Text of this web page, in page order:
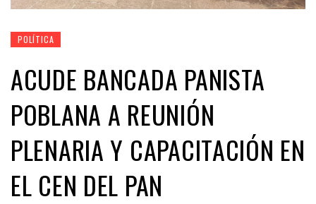
POLÍTICA
ACUDE BANCADA PANISTA
POBLANA A REUNIÓN
PLENARIA Y CAPACITACIÓN EN
EL CEN DEL PAN